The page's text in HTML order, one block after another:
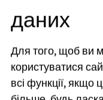
Відповідальний за
соціальних справ
даних
Для того, щоб ви
користуватися
всі функції, якщо